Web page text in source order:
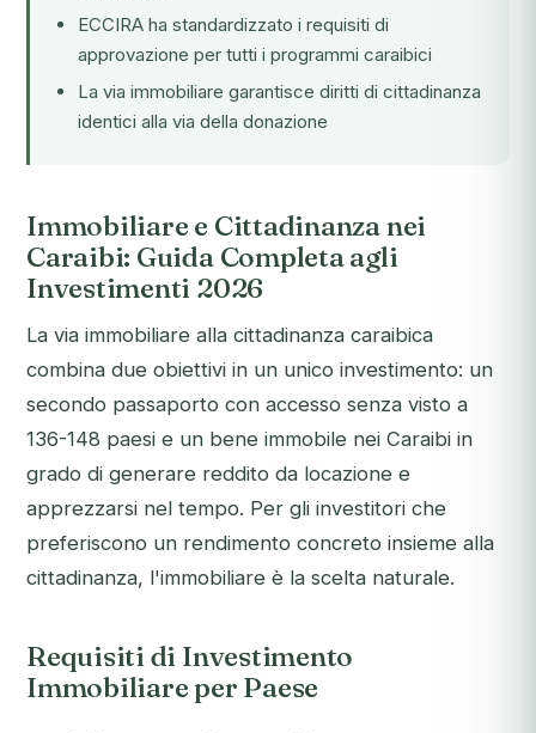
ECCIRA ha standardizzato i requisiti di
approvazione per tutti i programmi caraibici
La via immobiliare garantisce diritti di cittadinanza
identici alla via della donazione
Immobiliare e Cittadinanza nei
Caraibi: Guida Completa agli
Investimenti 2026
La via immobiliare alla cittadinanza caraibica
combina due obiettivi in un unico investimento: un
secondo passaporto con accesso senza visto a
136-148 paesi e un bene immobile nei Caraibi in
grado di generare reddito da locazione e
apprezzarsi nel tempo. Per gli investitori che
preferiscono un rendimento concreto insieme alla
cittadinanza, l'immobiliare è la scelta naturale.
Requisiti di Investimento
Immobiliare per Paese